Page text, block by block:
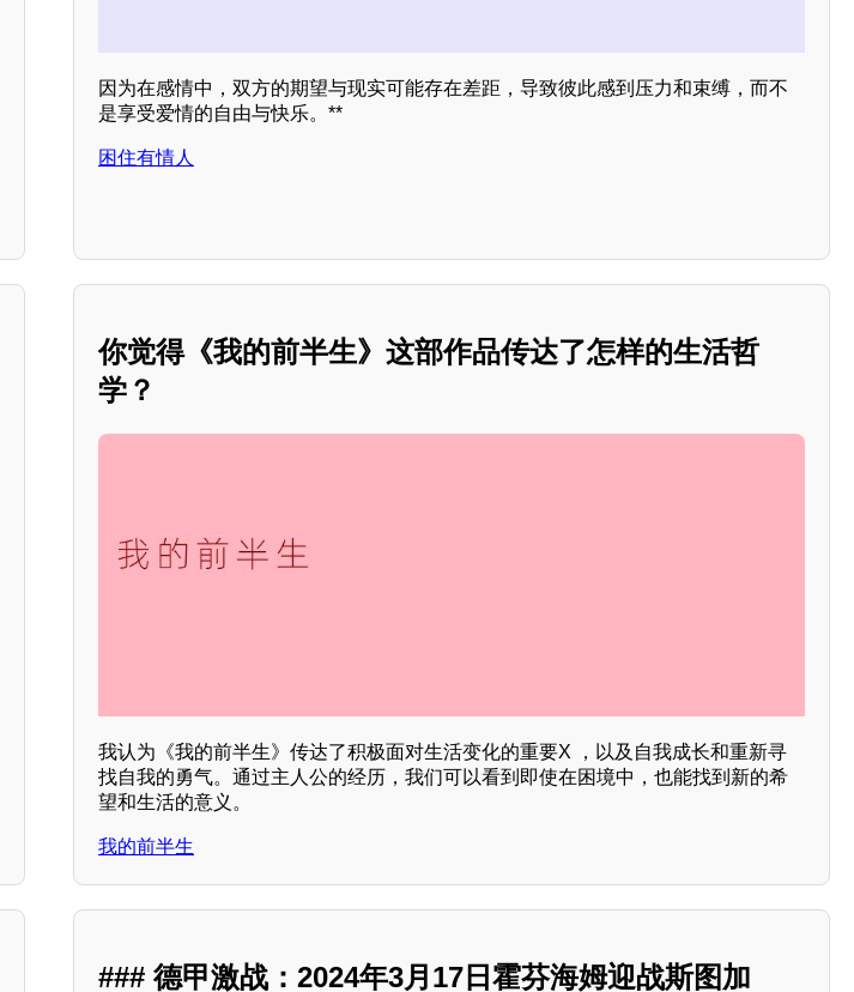
因为在感情中，双方的期望与现实可能存在差距，导致彼此感到压力和束缚，而不
是享受爱情的自由与快乐。**
困住有情人
你觉得《我的前半生》这部作品传达了怎样的生活哲
学？
我认为《我的前半生》传达了积极面对生活变化的重要X ，以及自我成长和重新寻
找自我的勇气。通过主人公的经历，我们可以看到即使在困境中，也能找到新的希
望和生活的意义。
我的前半生
### 德甲激战：2024年3月17日霍芬海姆迎战斯图加